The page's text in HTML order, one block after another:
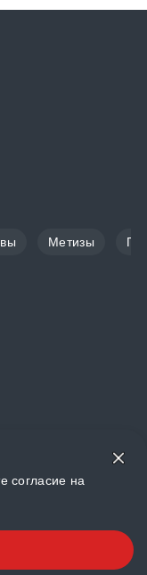
Метизы
продвижение
согласие на